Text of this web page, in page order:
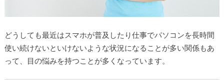
どうしても最近はスマホが普及したり仕事でパソコンを長時間
使い続けないといけないような状況になることが多い関係もあ
って、目の悩みを持つことが多くなっています。